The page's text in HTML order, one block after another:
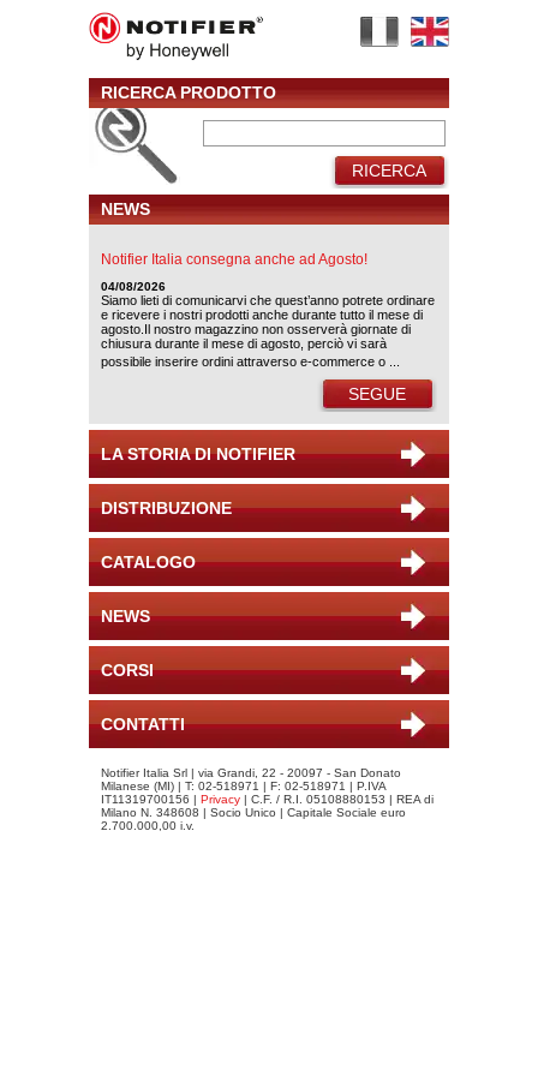
RICERCA PRODOTTO
RICERCA
NEWS
Notifier Italia consegna anche ad Agosto!
04/08/2026
Siamo lieti di comunicarvi che quest’anno potrete ordinare
e ricevere i nostri prodotti anche durante tutto il mese di
agosto.Il nostro magazzino non osserverà giornate di
chiusura durante il mese di agosto, perciò vi sarà
possibile inserire ordini attraverso e-commerce o ...
SEGUE
LA STORIA DI NOTIFIER
DISTRIBUZIONE
CATALOGO
NEWS
CORSI
CONTATTI
Notifier Italia Srl | via Grandi, 22 - 20097 - San Donato
Milanese (MI) | T: 02-518971 | F: 02-518971 | P.IVA
IT11319700156 | Privacy | C.F. / R.I. 05108880153 | REA di
Milano N. 348608 | Socio Unico | Capitale Sociale euro
2.700.000,00 i.v.